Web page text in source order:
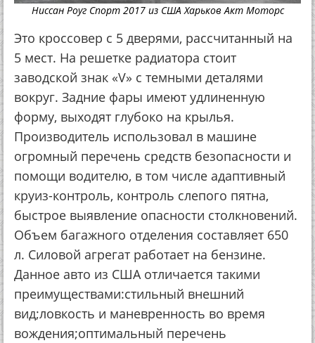
Ниссан Роуг Спорт 2017 из США Харьков Акт Моторс
Это кроссовер с 5 дверями, рассчитанный на
5 мест. На решетке радиатора стоит
заводской знак «V» с темными деталями
вокруг. Задние фары имеют удлиненную
форму, выходят глубоко на крылья.
Производитель использовал в машине
огромный перечень средств безопасности и
помощи водителю, в том числе адаптивный
круиз-контроль, контроль слепого пятна,
быстрое выявление опасности столкновений.
Объем багажного отделения составляет 650
л. Силовой агрегат работает на бензине.
Данное авто из США отличается такими
преимуществами:стильный внешний
вид;ловкость и маневренность во время
вождения;оптимальный перечень